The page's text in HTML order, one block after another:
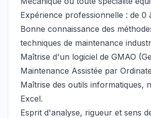
Expérience professionnelle : de 0
Bonne connaissance des
techniques de maintenance
Maîtrise d'un logiciel de GMAO
Maintenance Assistée par
Maîtrise des outils informatiques,
Excel.
Esprit d'analyse, rigueur et sens